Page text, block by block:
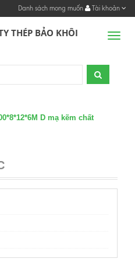
Danh sách mong muốn Tài khoản
THÉP BẢO KHÔI
D mạ kẽm chất